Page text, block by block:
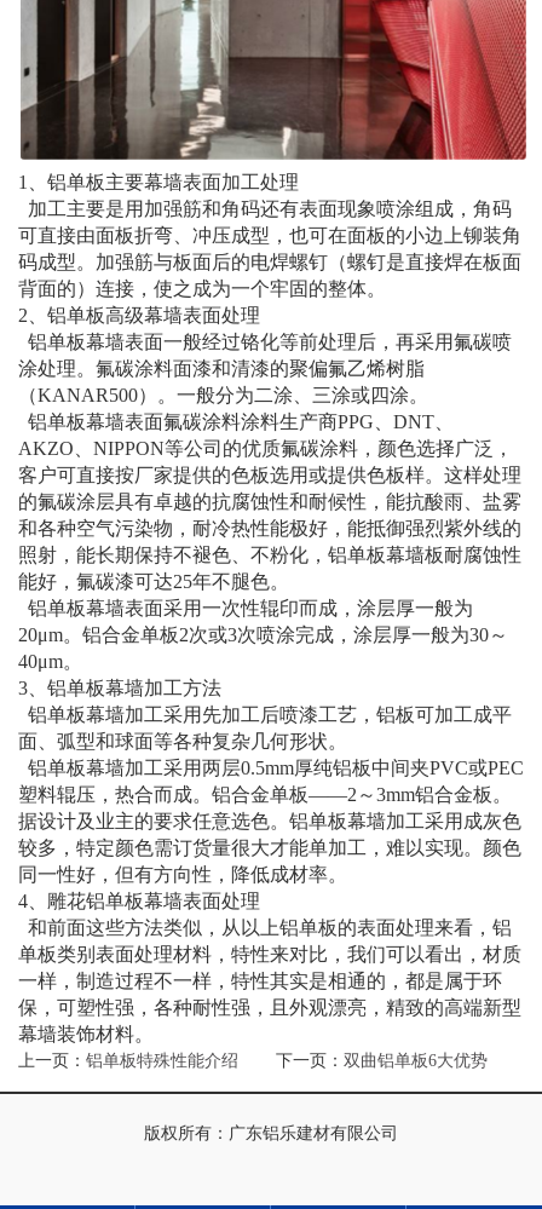
1、铝单板主要幕墙表面加工处理
加工主要是用加强筋和角码还有表面现象喷涂组成，角码
可直接由面板折弯、冲压成型，也可在面板的小边上铆装角
码成型。加强筋与板面后的电焊螺钉（螺钉是直接焊在板面
背面的）连接，使之成为一个牢固的整体。
2、铝单板高级幕墙表面处理
铝单板幕墙表面一般经过铬化等前处理后，再采用氟碳喷
涂处理。氟碳涂料面漆和清漆的聚偏氟乙烯树脂
（KANAR500）。一般分为二涂、三涂或四涂。
铝单板幕墙表面氟碳涂料涂料生产商PPG、DNT、
AKZO、NIPPON等公司的优质氟碳涂料，颜色选择广泛，
客户可直接按厂家提供的色板选用或提供色板样。这样处理
的氟碳涂层具有卓越的抗腐蚀性和耐候性，能抗酸雨、盐雾
和各种空气污染物，耐冷热性能极好，能抵御强烈紫外线的
照射，能长期保持不褪色、不粉化，铝单板幕墙板耐腐蚀性
能好，氟碳漆可达25年不腿色。
铝单板幕墙表面采用一次性辊印而成，涂层厚一般为
20μm。铝合金单板2次或3次喷涂完成，涂层厚一般为30～
40μm。
3、铝单板幕墙加工方法
铝单板幕墙加工采用先加工后喷漆工艺，铝板可加工成平
面、弧型和球面等各种复杂几何形状。
铝单板幕墙加工采用两层0.5mm厚纯铝板中间夹PVC或PEC
塑料辊压，热合而成。铝合金单板——2～3mm铝合金板。
据设计及业主的要求任意选色。铝单板幕墙加工采用成灰色
较多，特定颜色需订货量很大才能单加工，难以实现。颜色
同一性好，但有方向性，降低成材率。
4、雕花铝单板幕墙表面处理
和前面这些方法类似，从以上铝单板的表面处理来看，铝
单板类别表面处理材料，特性来对比，我们可以看出，材质
一样，制造过程不一样，特性其实是相通的，都是属于环
保，可塑性强，各种耐性强，且外观漂亮，精致的高端新型
幕墙装饰材料。
上一页： 铝单板特殊性能介绍 下一页： 双曲铝单板6大优势
版权所有：广东铝乐建材有限公司